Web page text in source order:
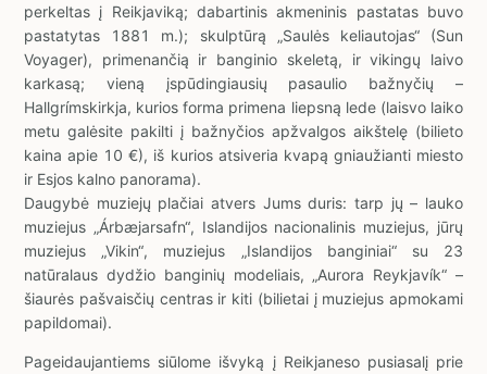
perkeltas į Reikjaviką; dabartinis akmeninis pastatas buvo
pastatytas 1881 m.); skulptūrą „Saulės keliautojas“ (Sun
Voyager), primenančią ir banginio skeletą, ir vikingų laivo
karkasą; vieną įspūdingiausių pasaulio bažnyčių –
Hallgrímskirkja, kurios forma primena liepsną lede (laisvo laiko
metu galėsite pakilti į bažnyčios apžvalgos aikštelę (bilieto
kaina apie 10 €), iš kurios atsiveria kvapą gniaužianti miesto
ir Esjos kalno panorama).
Daugybė muziejų plačiai atvers Jums duris: tarp jų – lauko
muziejus „Árbæjarsafn“, Islandijos nacionalinis muziejus, jūrų
muziejus „Vikin“, muziejus „Islandijos banginiai“ su 23
natūralaus dydžio banginių modeliais, „Aurora Reykjavík“ –
šiaurės pašvaisčių centras ir kiti (bilietai į muziejus apmokami
papildomai).
Pageidaujantiems siūlome išvyką į Reikjaneso pusiasalį prie